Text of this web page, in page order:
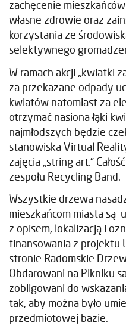
zachęcenie
własne zdrowie oraz
korzystania ze
selektywnego
W ramach akcji „kwiatki
za przekazane odpady
kwiatów natomiast za
otrzymać nasiona łąki
najmłodszych będzie
stanowiska Virtual
zajęcia „string art.”
zespołu Recycling Band.
Wszystkie drzewa
mieszkańcom miasta są
z opisem, lokalizacją i
finansowania z projektu
stronie Radomskie
Obdarowani na Pikniku
zobligowani do
tak, aby można było
przedmiotowej bazie.